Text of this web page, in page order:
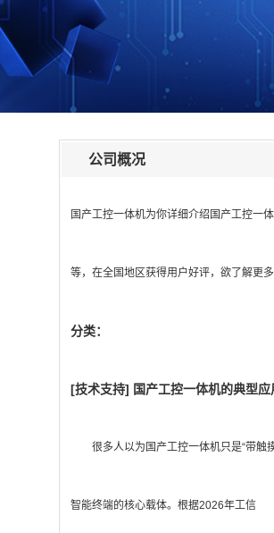
公司概况
国产工控一体机为你详细介绍 国产工控一
等，在全国地区获得用户好评，欲了解更
分类：
[技术支持] 国产工控一体机的典型应
很多人以为国产工控一体机只是“带触摸
智能终端的核心载体。根据2026年工信